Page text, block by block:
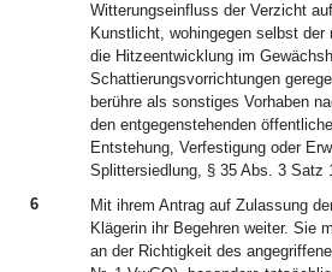
Witterungseinfluss der Verzicht
Kunstlicht, wohingegen selbst der
die Hitzeentwicklung im
Schattierungsvorrichtungen
berühre als sonstiges Vorhaben
den entgegenstehenden
Entstehung, Verfestigung oder
Splittersiedlung, § 35 Abs. 3 Satz
6
Mit ihrem Antrag auf Zulassung
Klägerin ihr Begehren weiter. Sie
an der Richtigkeit des